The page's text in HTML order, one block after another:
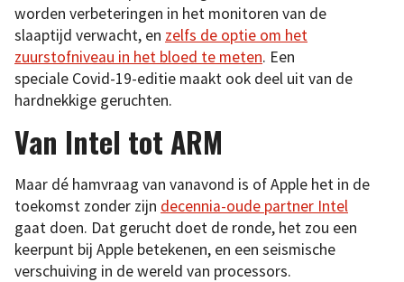
worden verbeteringen in het monitoren van de
slaaptijd verwacht, en zelfs de optie om het
zuurstofniveau in het bloed te meten. Een
speciale Covid-19-editie maakt ook deel uit van de
hardnekkige geruchten.
Van Intel tot ARM
Maar dé hamvraag van vanavond is of Apple het in de
toekomst zonder zijn decennia-oude partner Intel
gaat doen. Dat gerucht doet de ronde, het zou een
keerpunt bij Apple betekenen, en een seismische
verschuiving in de wereld van processors.